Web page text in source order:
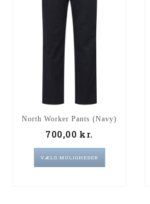
North Worker Pants (Navy)
700,00kr.
VÆLG MULIGHEDER